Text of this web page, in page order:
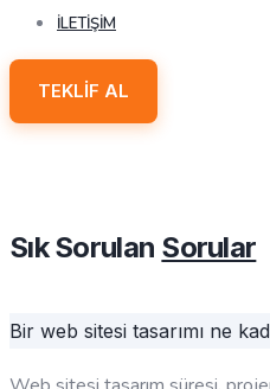
İLETIŞIM
TEKLIF AL
Sık Sorulan Sorular
Bir web sitesi tasarımı ne